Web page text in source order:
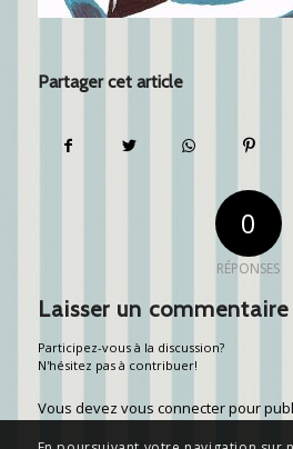
Partager cet article
0
RÉPONSES
Laisser un commentaire
Participez-vous à la discussion?
N'hésitez pas à contribuer!
Vous devez vous connecterpour